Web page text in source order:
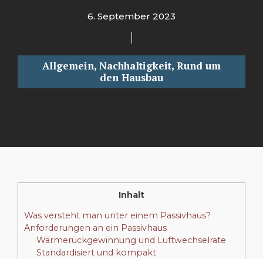
6. September 2023
Allgemein, Nachhaltigkeit, Rund um
den Hausbau
Inhalt
Was versteht man unter einem Passivhaus?
Anforderungen an ein Passivhaus
Wärmerückgewinnung und Luftwechselrate
Standardisiert und kompakt